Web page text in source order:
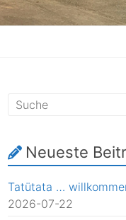
Neueste
Tatütata …
2026-07-22